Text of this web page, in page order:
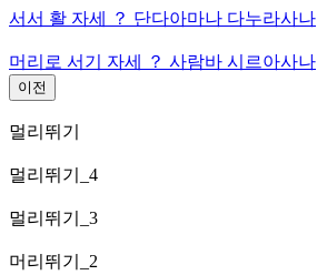
서서 활 자세 ？ 단다아마나 다누라사나
머리로 서기 자세 ？ 사람바 시르아사나
이전
멀리뛰기
멀리뛰기_4
멀리뛰기_3
머리뛰기_2